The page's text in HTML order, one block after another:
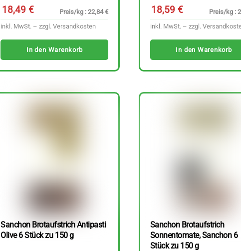
18,49 €
Preis/kg : 22,84 €
inkl. MwSt. – zzgl.Versandkosten
In den Warenkorb
18,59 €
Preis/kg :
inkl. MwSt. – zzgl.
In den Warenkorb
Sanchon Brotaufstrich Antipasti
Olive 6 Stück zu 150 g
Sanchon Brotaufstrich
Sonnentomate, Sanchon 6
Stück zu 150 g